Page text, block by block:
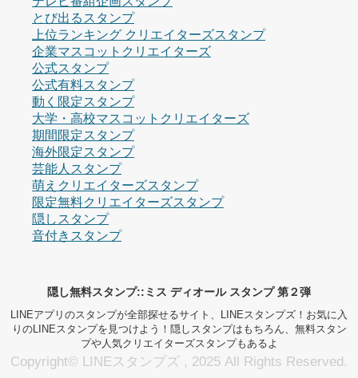
とび出るスタンプ
上位ランキング クリエイターズスタンプ
企業マスコットクリエイターズ
公式スタンプ
公式有料スタンプ
動く限定スタンプ
大学・高校マスコットクリエイターズ
期間限定スタンプ
海外限定スタンプ
芸能人スタンプ
萌えクリエイターズスタンプ
限定無料クリエイターズスタンプ
隠しスタンプ
音付きスタンプ
隠し無料スタンプ::ミス ディオール スタンプ 第２弾
LINEアプリのスタンプが全部探せるサイト、LINEスタンプズ！お気に入
りのLINEスタンプを見つけよう！隠しスタンプはもちろん、無料スタン
プや人気クリエイターズスタンプもあるよ
Copyright© LINEスタンプズ , 2025 All Rights Reserved.